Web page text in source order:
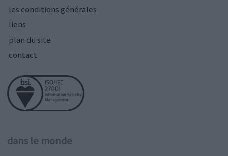
les conditions générales
liens
plan du site
contact
dans le monde